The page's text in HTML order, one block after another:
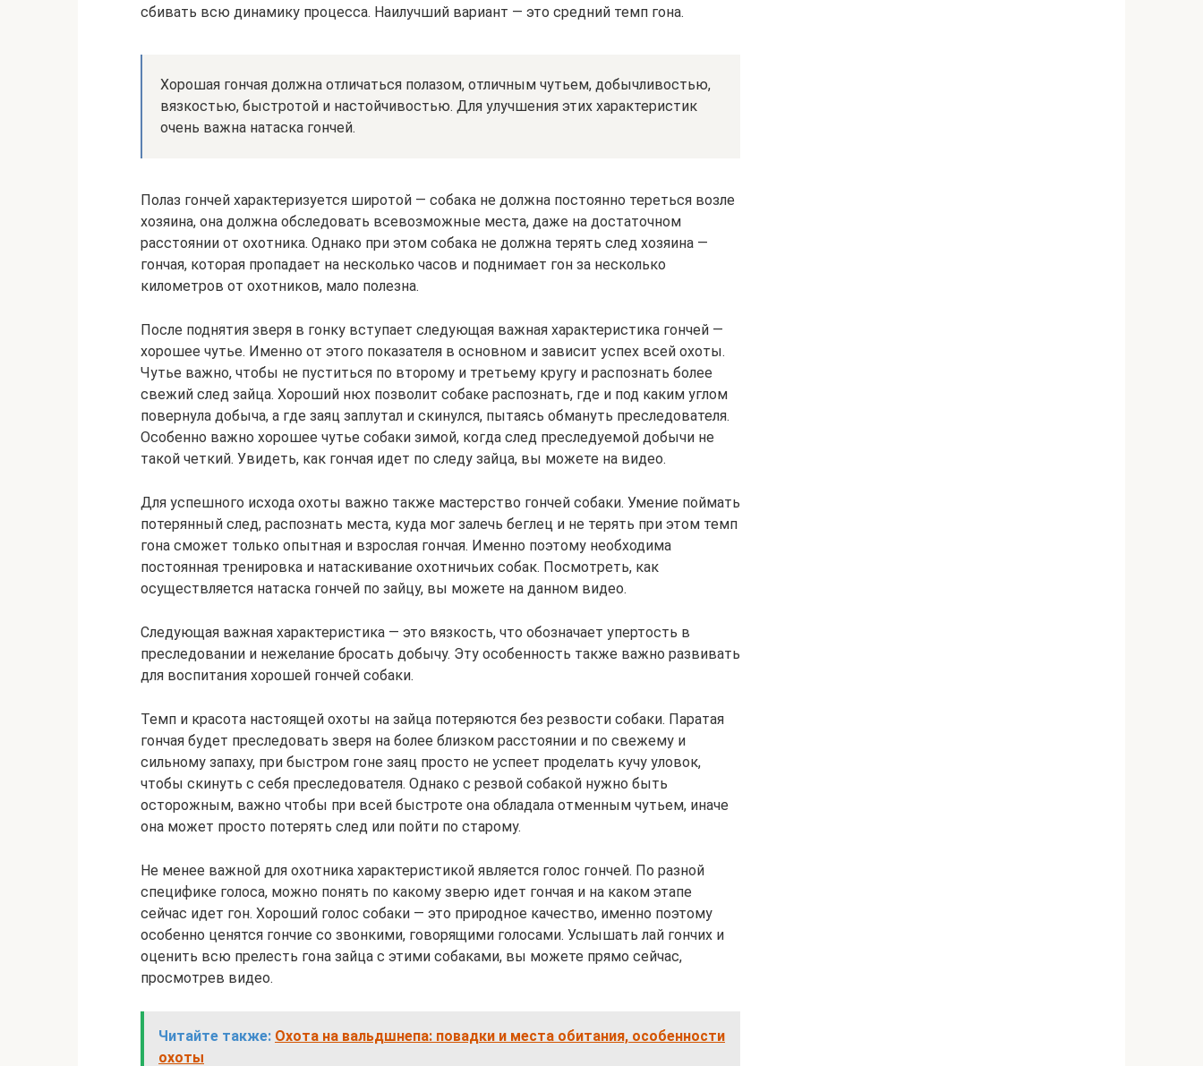
сбивать всю динамику процесса. Наилучший вариант — это средний темп гона.
Хорошая гончая должна отличаться полазом, отличным чутьем, добычливостью,
вязкостью, быстротой и настойчивостью. Для улучшения этих характеристик
очень важна натаска гончей.
Полаз гончей характеризуется широтой — собака не должна постоянно тереться возле
хозяина, она должна обследовать всевозможные места, даже на достаточном
расстоянии от охотника. Однако при этом собака не должна терять след хозяина —
гончая, которая пропадает на несколько часов и поднимает гон за несколько
километров от охотников, мало полезна.
После поднятия зверя в гонку вступает следующая важная характеристика гончей —
хорошее чутье. Именно от этого показателя в основном и зависит успех всей охоты.
Чутье важно, чтобы не пуститься по второму и третьему кругу и распознать более
свежий след зайца. Хороший нюх позволит собаке распознать, где и под каким углом
повернула добыча, а где заяц заплутал и скинулся, пытаясь обмануть преследователя.
Особенно важно хорошее чутье собаки зимой, когда след преследуемой добычи не
такой четкий. Увидеть, как гончая идет по следу зайца, вы можете на видео.
Для успешного исхода охоты важно также мастерство гончей собаки. Умение поймать
потерянный след, распознать места, куда мог залечь беглец и не терять при этом темп
гона сможет только опытная и взрослая гончая. Именно поэтому необходима
постоянная тренировка и натаскивание охотничьих собак. Посмотреть, как
осуществляется натаска гончей по зайцу, вы можете на данном видео.
Следующая важная характеристика — это вязкость, что обозначает упертость в
преследовании и нежелание бросать добычу. Эту особенность также важно развивать
для воспитания хорошей гончей собаки.
Темп и красота настоящей охоты на зайца потеряются без резвости собаки. Паратая
гончая будет преследовать зверя на более близком расстоянии и по свежему и
сильному запаху, при быстром гоне заяц просто не успеет проделать кучу уловок,
чтобы скинуть с себя преследователя. Однако с резвой собакой нужно быть
осторожным, важно чтобы при всей быстроте она обладала отменным чутьем, иначе
она может просто потерять след или пойти по старому.
Не менее важной для охотника характеристикой является голос гончей. По разной
специфике голоса, можно понять по какому зверю идет гончая и на каком этапе
сейчас идет гон. Хороший голос собаки — это природное качество, именно поэтому
особенно ценятся гончие со звонкими, говорящими голосами. Услышать лай гончих и
оценить всю прелесть гона зайца с этими собаками, вы можете прямо сейчас,
просмотрев видео.
Читайте также: Охота на вальдшнепа: повадки и места обитания, особенности
охоты